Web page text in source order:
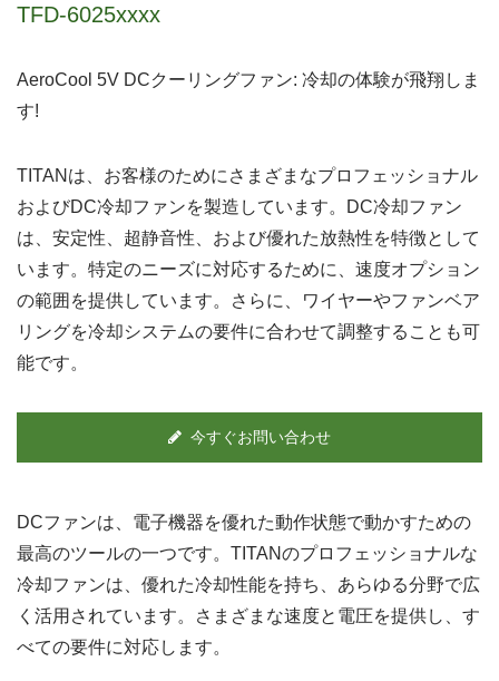
TFD-6025xxxx
AeroCool 5V DCクーリングファン: 冷却の体験が飛翔しま
す!
TITANは、お客様のためにさまざまなプロフェッショナル
およびDC冷却ファンを製造しています。DC冷却ファン
は、安定性、超静音性、および優れた放熱性を特徴として
います。特定のニーズに対応するために、速度オプション
の範囲を提供しています。さらに、ワイヤーやファンベア
リングを冷却システムの要件に合わせて調整することも可
能です。
今すぐお問い合わせ
DCファンは、電子機器を優れた動作状態で動かすための
最高のツールの一つです。TITANのプロフェッショナルな
冷却ファンは、優れた冷却性能を持ち、あらゆる分野で広
く活用されています。さまざまな速度と電圧を提供し、す
べての要件に対応します。